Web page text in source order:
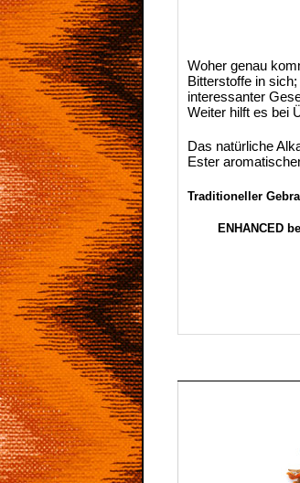
Woher genau
Bitterstoffe in
interessanter
Weiter hilft es bei
Das natürliche
Ester
Traditioneller
ENHANCED